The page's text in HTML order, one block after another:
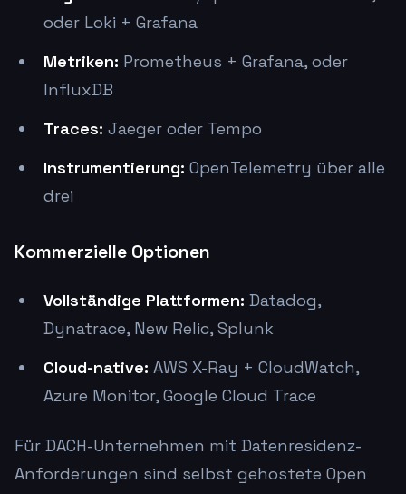
oder Loki + Grafana
Metriken: Prometheus + Grafana, oder
InfluxDB
Traces: Jaeger oder Tempo
Instrumentierung: OpenTelemetry über alle
drei
Kommerzielle Optionen
Vollständige Plattformen: Datadog,
Dynatrace, New Relic, Splunk
Cloud-native: AWS X-Ray + CloudWatch,
Azure Monitor, Google Cloud Trace
Für DACH-Unternehmen mit Datenresidenz-
Anforderungen sind selbst gehostete Open